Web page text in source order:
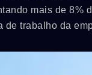
mais de 8%
de trabalho da